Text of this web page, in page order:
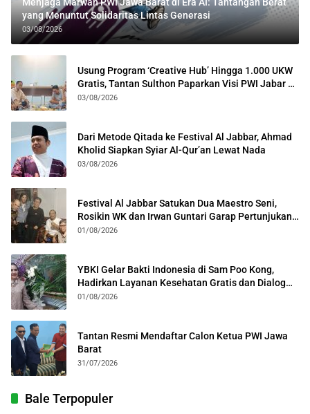
yang Menuntut Solidaritas Lintas Generasi
03/08/2026
Usung Program ‘Creative Hub’ Hingga 1.000 UKW
Gratis, Tantan Sulthon Paparkan Visi PWI Jabar di
Kota Bogor
03/08/2026
Dari Metode Qitada ke Festival Al Jabbar, Ahmad
Kholid Siapkan Syiar Al-Qur’an Lewat Nada
03/08/2026
Festival Al Jabbar Satukan Dua Maestro Seni,
Rosikin WK dan Irwan Guntari Garap Pertunjukan
Kolosal
01/08/2026
YBKI Gelar Bakti Indonesia di Sam Poo Kong,
Hadirkan Layanan Kesehatan Gratis dan Dialog
Kebangsaan
01/08/2026
Tantan Resmi Mendaftar Calon Ketua PWI Jawa
Barat
31/07/2026
Bale Terpopuler